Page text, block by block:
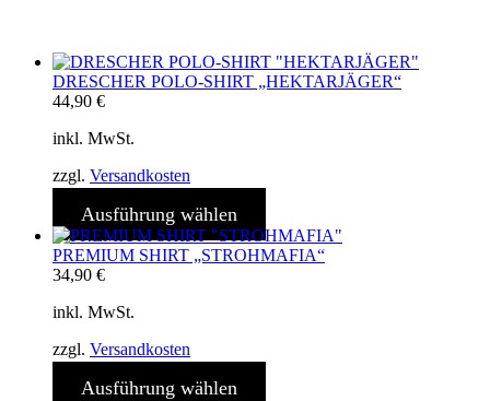
DRESCHER POLO-SHIRT „HEKTARJÄGER“
44,90 €
inkl. MwSt.
zzgl. Versandkosten
Ausführung wählen
PREMIUM SHIRT „STROHMAFIA“
34,90 €
inkl. MwSt.
zzgl. Versandkosten
Ausführung wählen